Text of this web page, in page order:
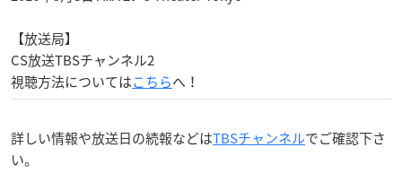
【放送局】
CS放送TBSチャンネル2
視聴方法についてはこちらへ！
詳しい情報や放送日の続報などはTBSチャンネルでご確認下さ
い。